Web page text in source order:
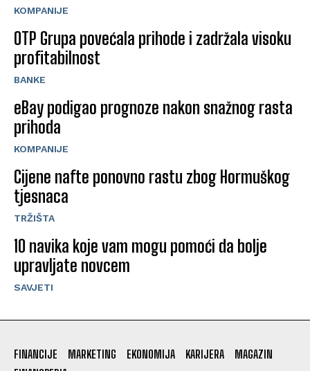
KOMPANIJE
OTP Grupa povećala prihode i zadržala visoku
profitabilnost
BANKE
eBay podigao prognoze nakon snažnog rasta
prihoda
KOMPANIJE
Cijene nafte ponovno rastu zbog Hormuškog
tjesnaca
TRŽIŠTA
10 navika koje vam mogu pomoći da bolje
upravljate novcem
SAVJETI
FINANCIJE MARKETING EKONOMIJA KARIJERA
MAGAZIN